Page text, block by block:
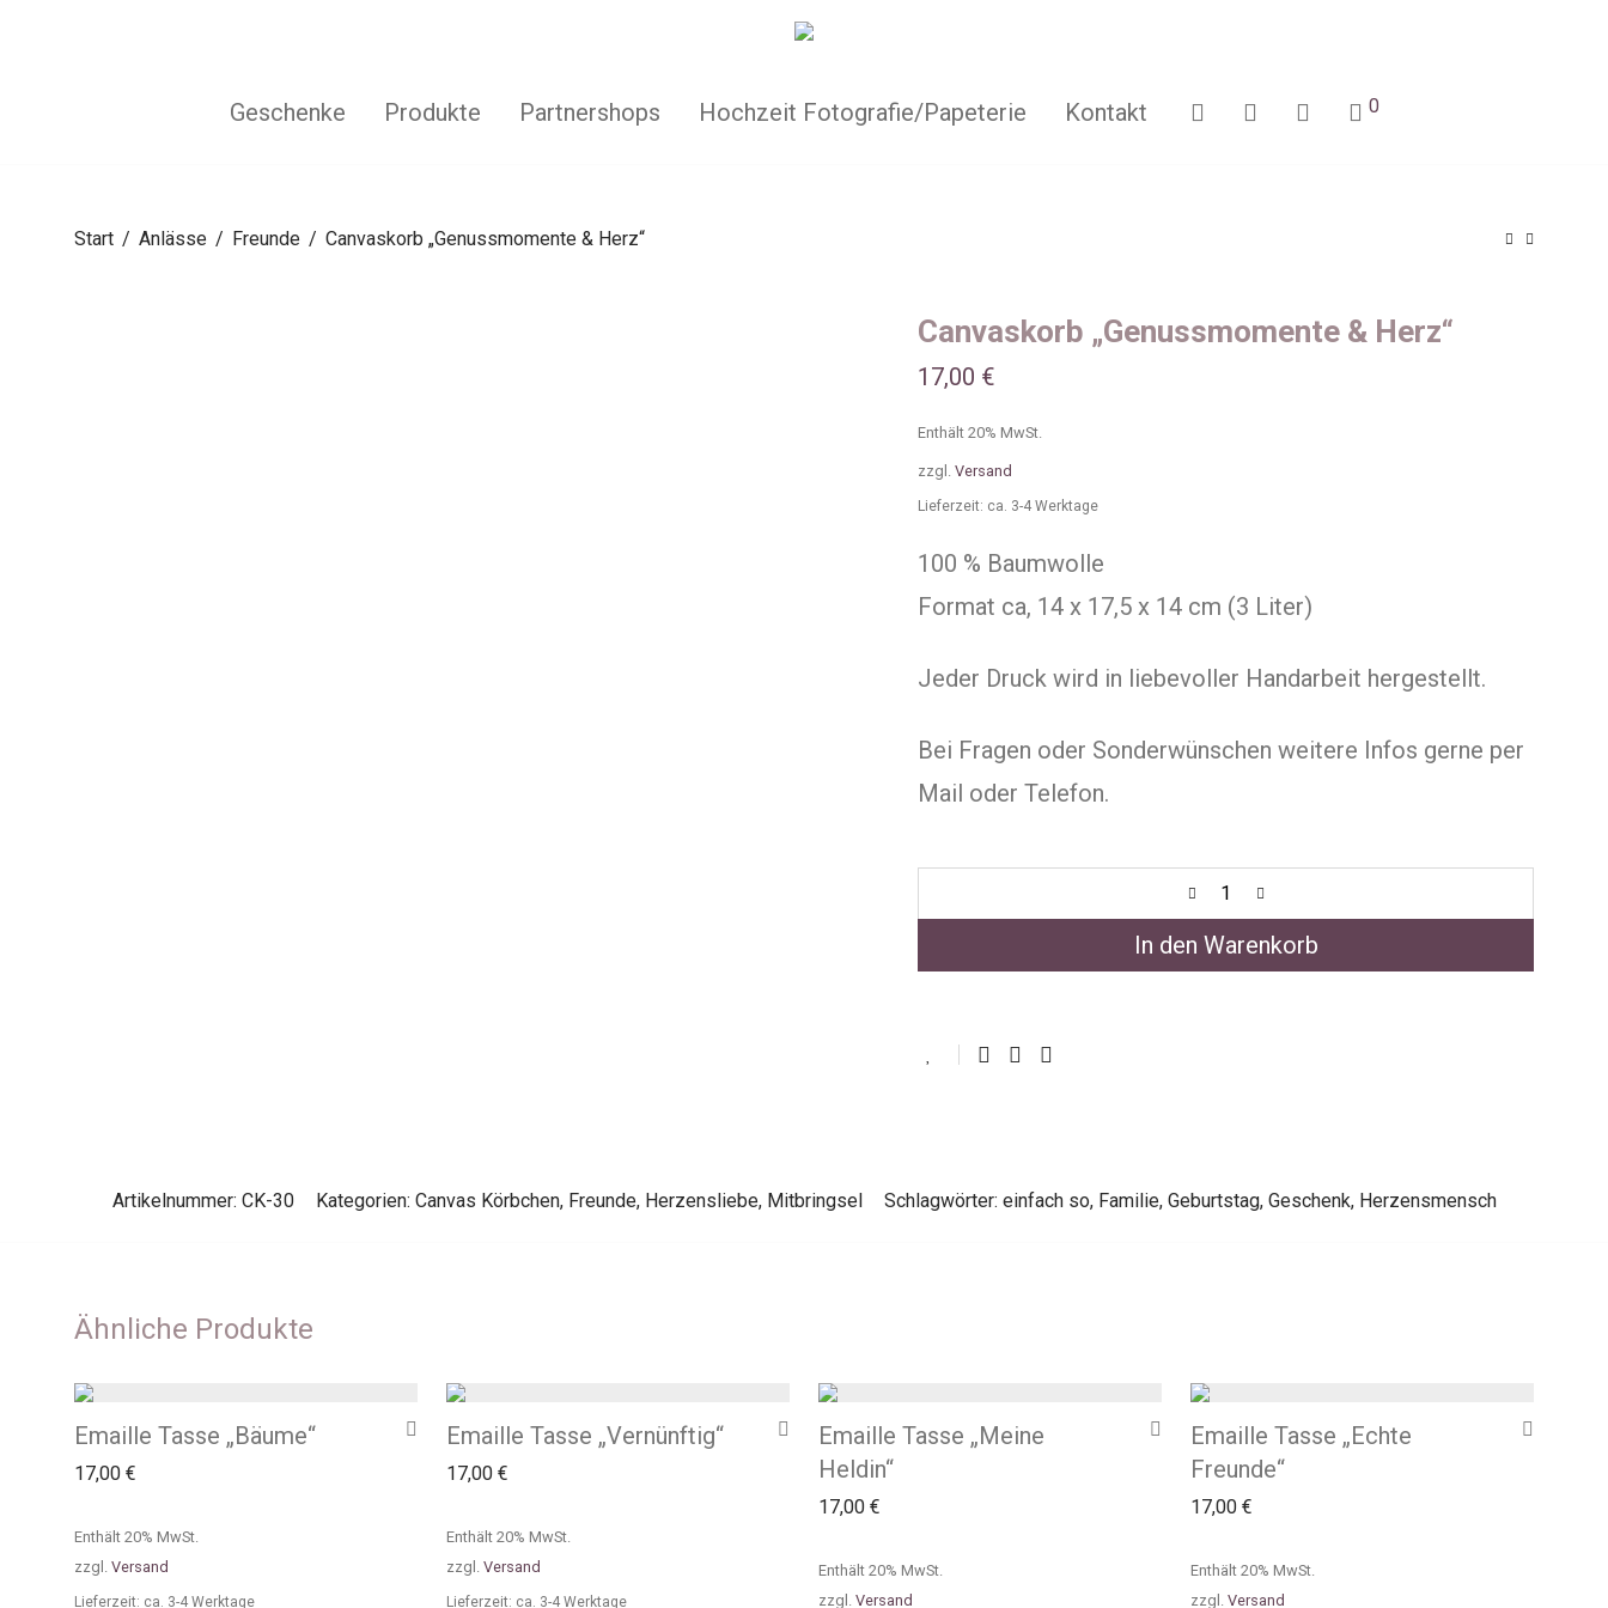
Geschenke Produkte Partnershops Hochzeit Fotografie/Papeterie Kontakt 0
Start / Anlässe / Freunde / Canvaskorb „Genussmomente & Herz“
Canvaskorb „Genussmomente & Herz“
17,00 €
Enthält 20% MwSt.
zzgl. Versand
Lieferzeit: ca. 3-4 Werktage
100 % Baumwolle
Format ca, 14 x 17,5 x 14 cm (3 Liter)
Jeder Druck wird in liebevoller Handarbeit hergestellt.
Bei Fragen oder Sonderwünschen weitere Infos gerne per
Mail oder Telefon.
In den Warenkorb
Artikelnummer: CK-30 Kategorien: Canvas Körbchen, Freunde, Herzensliebe, Mitbringsel Schlagwörter: einfach so, Familie, Geburtstag, Geschenk, Herzensmensch
Ähnliche Produkte
Emaille Tasse „Bäume“
17,00 €
Enthält 20% MwSt.
zzgl. Versand
Lieferzeit: ca. 3-4 Werktage
Emaille Tasse „Vernünftig“
17,00 €
Enthält 20% MwSt.
zzgl. Versand
Lieferzeit: ca. 3-4 Werktage
Emaille Tasse „Meine
Heldin“
17,00 €
Enthält 20% MwSt.
zzgl. Versand
Emaille Tasse „Echte
Freunde“
17,00 €
Enthält 20% MwSt.
zzgl. Versand